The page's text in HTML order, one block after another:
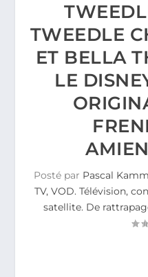
TWEEDLE
ET BELLA
LE
Posté par Pascal
TV, VOD. Télévision,
satellite. De